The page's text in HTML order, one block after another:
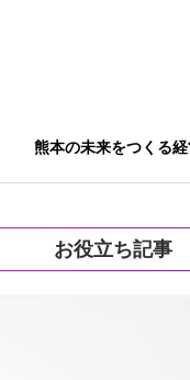
熊本の未来をつくる
お役立ち記事